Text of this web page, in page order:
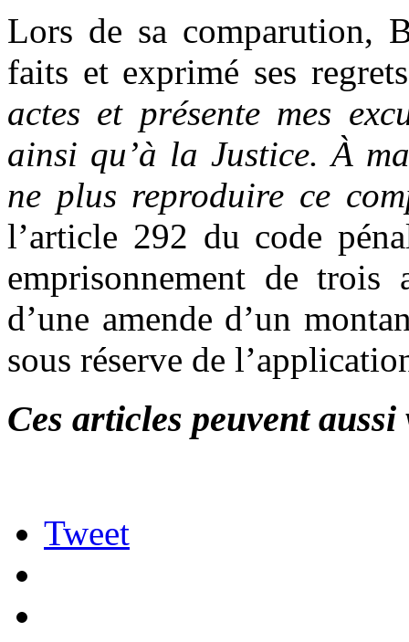
Lors de sa comparution,
faits et exprimé ses
actes et présente mes
ainsi qu’à la Justice. À
ne plus reproduire ce
l’article 292 du code
emprisonnement de
d’une amende d’un
sous réserve de
Ces articles peuvent
Tweet